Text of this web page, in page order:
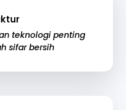
teknologi penting
sifar bersih